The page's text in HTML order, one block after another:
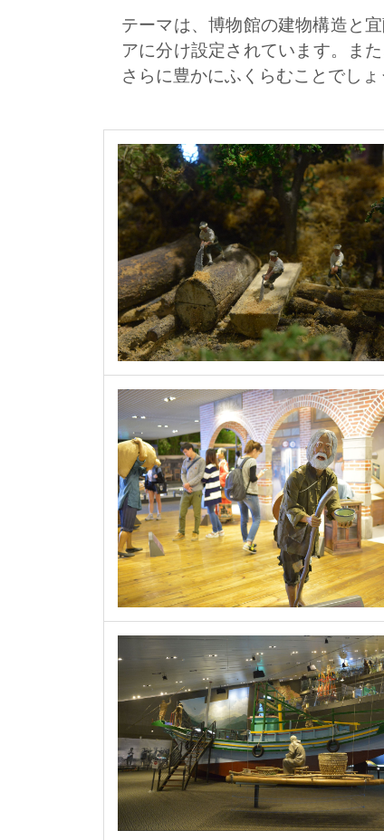
テーマは、博物館の建物構造と
アに分け設定されています。ま
さらに豊かにふくらむことでしょ